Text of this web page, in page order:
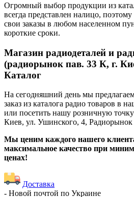
Огромный выбор продукции из
всегда представлен налицо,
свои заказы в любом населенном
короткие сроки.
Магазин радиодеталей и
(радиорынок пав. 33 К, г.
Каталог
На сегодняшний день мы
заказ из каталога радио товаров в
или посетить нашу розничную
Киев, ул. Ушинского, 4,
Мы ценим каждого нашего
максимальное качество при
ценах!
Доставка
- Новой почтой по Украине